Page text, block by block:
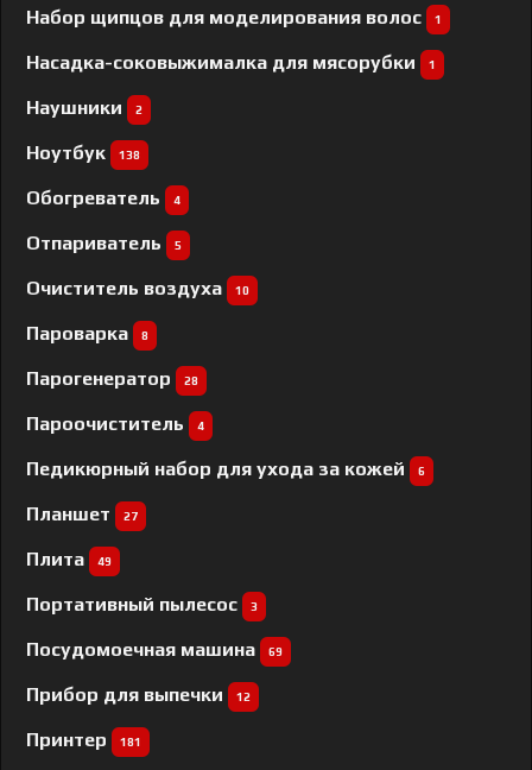
Набор щипцов для моделирования волос 1
Насадка-соковыжималка для мясорубки 1
Наушники 2
Ноутбук 138
Обогреватель 4
Отпариватель 5
Очиститель воздуха 10
Пароварка 8
Парогенератор 28
Пароочиститель 4
Педикюрный набор для ухода за кожей 6
Планшет 27
Плита 49
Портативный пылесос 3
Посудомоечная машина 69
Прибор для выпечки 12
Принтер 181